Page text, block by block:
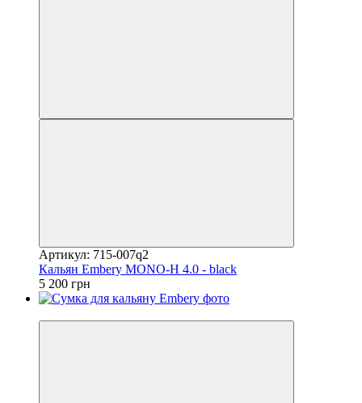
Артикул: 715-007q2
Кальян Embery MONO-H 4.0 - black
5 200 грн